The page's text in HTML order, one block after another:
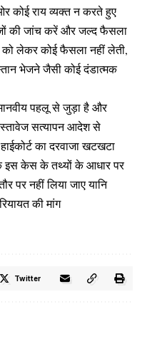
कोई राय व्यक्त न करते हुए
की जांच करें और जल्द फैसला
लेकर कोई फैसला नहीं लेती,
भेजने जैसी कोई दंडात्मक
पहलू से जुड़ा है और
सत्यापन आदेश से
का दरवाजा खटखटा
इस केस के तथ्यों के आधार पर
पर नहीं लिया जाए यानि
की मांग
Twitter